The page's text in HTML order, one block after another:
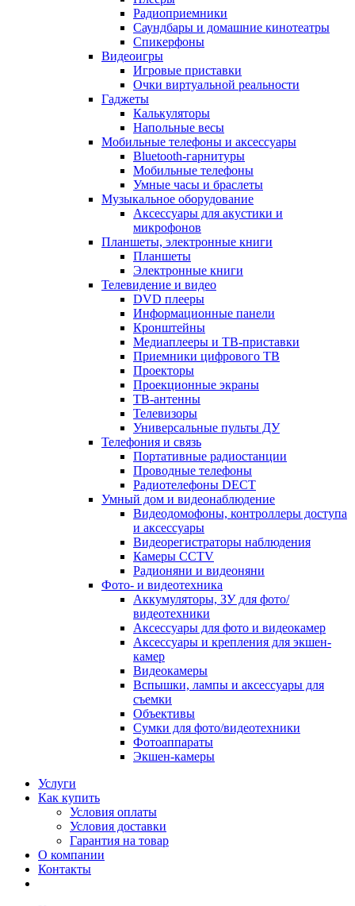
Радиоприемники
Саундбары и домашние кинотеатры
Спикерфоны
Видеоигры
Игровые приставки
Очки виртуальной реальности
Гаджеты
Калькуляторы
Напольные весы
Мобильные телефоны и аксессуары
Bluetooth-гарнитуры
Мобильные телефоны
Умные часы и браслеты
Музыкальное оборудование
Аксессуары для акустики и
микрофонов
Планшеты, электронные книги
Планшеты
Электронные книги
Телевидение и видео
DVD плееры
Информационные панели
Кронштейны
Медиаплееры и ТВ-приставки
Приемники цифрового ТВ
Проекторы
Проекционные экраны
ТВ-антенны
Телевизоры
Универсальные пульты ДУ
Телефония и связь
Портативные радиостанции
Проводные телефоны
Радиотелефоны DECT
Умный дом и видеонаблюдение
Видеодомофоны, контроллеры доступа
и аксессуары
Видеорегистраторы наблюдения
Камеры CCTV
Радионяни и видеоняни
Фото- и видеотехника
Аккумуляторы, ЗУ для фото/
видеотехники
Аксессуары для фото и видеокамер
Аксессуары и крепления для экшен-
камер
Видеокамеры
Вспышки, лампы и аксессуары для
съемки
Объективы
Сумки для фото/видеотехники
Фотоаппараты
Экшен-камеры
Услуги
Как купить
Условия оплаты
Условия доставки
Гарантия на товар
О компании
Контакты